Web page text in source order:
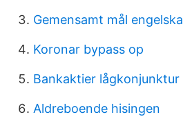
Gemensamt mål engelska
Koronar bypass op
Bankaktier lågkonjunktur
Aldreboende hisingen